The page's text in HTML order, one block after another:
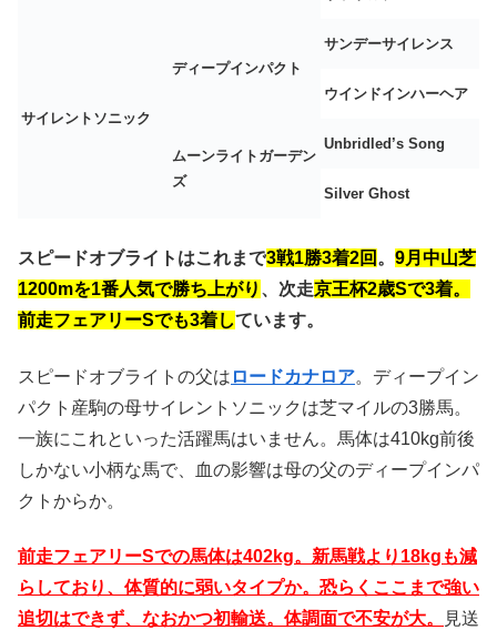
サイレントソニック
ディープインパクト
サンデーサイレンス
ウインドインハーヘア
ムーンライトガーデン
ズ
Unbridled’s Song
Silver Ghost
スピードオブライトはこれまで3戦1勝3着2回 。 9月中山芝
1200mを1番人気で勝ち上がり 、次走京王杯2歳Sで3着。
前走フェアリーSでも3着しています。
スピードオブライトの父は ロードカナロア。ディープイン
パクト産駒の母サイレントソニックは芝マイルの3勝馬。
一族にこれといった活躍馬はいません。馬体は410kg前後
しかない小柄な馬で、血の影響は母の父のディープインパ
クトからか。
前走フェアリーSでの馬体は402kg。新馬戦より18kgも減
らしており、体質的に弱いタイプか。恐らくここまで強い
追切はできず、なおかつ初輸送。体調面で不安が大。
見送